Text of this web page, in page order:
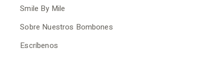
Smile By Mile
Sobre Nuestros Bombones
Escríbenos